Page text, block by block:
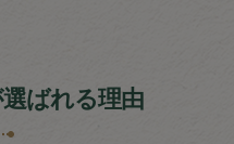
ばれる理由